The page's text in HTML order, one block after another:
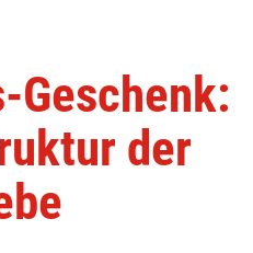
Geschenk:
der